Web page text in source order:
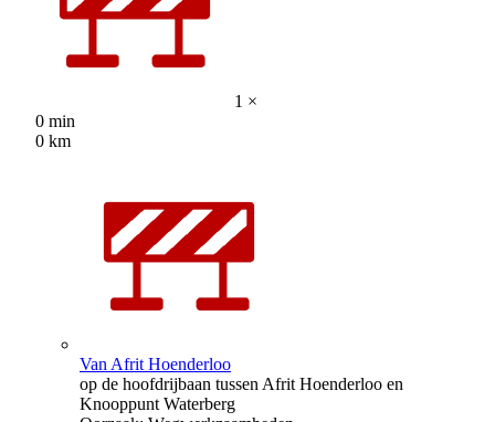
1 ×
0 min
0 km
Van Afrit Hoenderloo
op de hoofdrijbaan tussen Afrit Hoenderloo en
Knooppunt Waterberg